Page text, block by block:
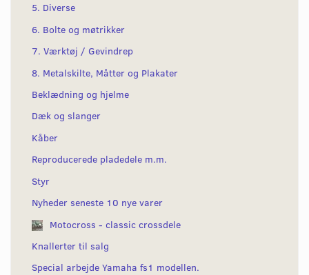
5. Diverse
6. Bolte og møtrikker
7. Værktøj / Gevindrep
8. Metalskilte, Måtter og Plakater
Beklædning og hjelme
Dæk og slanger
Kåber
Reproducerede pladedele m.m.
Styr
Nyheder seneste 10 nye varer
Motocross - classic crossdele
Knallerter til salg
Special arbejde Yamaha fs1 modellen.